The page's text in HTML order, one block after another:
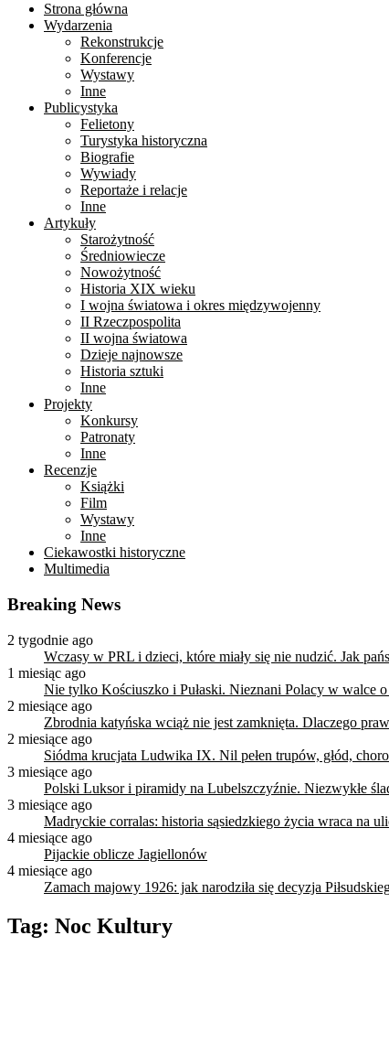
Strona główna
Wydarzenia
Rekonstrukcje
Konferencje
Wystawy
Inne
Publicystyka
Felietony
Turystyka historyczna
Biografie
Wywiady
Reportaże i relacje
Inne
Artykuły
Starożytność
Średniowiecze
Nowożytność
Historia XIX wieku
I wojna światowa i okres międzywojenny
II Rzeczpospolita
II wojna światowa
Dzieje najnowsze
Historia sztuki
Inne
Projekty
Konkursy
Patronaty
Inne
Recenzje
Książki
Film
Wystawy
Inne
Ciekawostki historyczne
Multimedia
Breaking News
2 tygodnie ago
Wczasy w PRL i dzieci, które miały się nie nudzić. Jak
1 miesiąc ago
Nie tylko Kościuszko i Pułaski. Nieznani Polacy w walce o
2 miesiące ago
Zbrodnia katyńska wciąż nie jest zamknięta. Dlaczego
2 miesiące ago
Siódma krucjata Ludwika IX. Nil pełen trupów, głód,
3 miesiące ago
Polski Luksor i piramidy na Lubelszczyźnie. Niezwykłe
3 miesiące ago
Madryckie corralas: historia sąsiedzkiego życia wraca na
4 miesiące ago
Pijackie oblicze Jagiellonów
4 miesiące ago
Zamach majowy 1926: jak narodziła się decyzja
Tag: Noc Kultury